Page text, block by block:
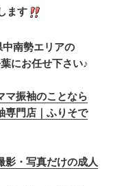
ます
南勢エリアの
にお任せ下さい♪
マ振袖のことなら
門店｜ふりそで
影・写真だけの成人